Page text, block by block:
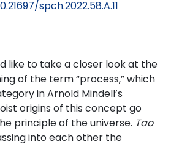
spch.2022.58.A.11
like to take a closer look at the
of the term “process,” which
in Arnold Mindell’s
origins of this concept go
principle of the universe. Tao
into each other the